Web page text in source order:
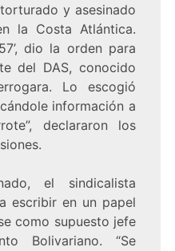
y asesinado
la Costa Atlántica.
dio la orden para
del DAS, conocido
Lo escogió
información a
declararon los
el sindicalista
escribir en un papel
como supuesto jefe
Bolivariano. “Se